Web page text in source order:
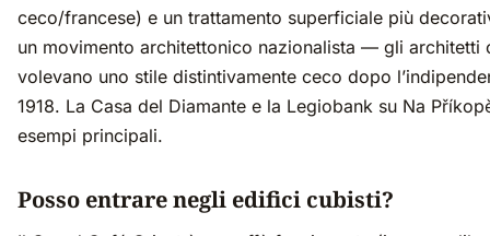
ceco/francese) e un trattamento superficiale più
un movimento architettonico nazionalista — gli architetti
volevano uno stile distintivamente ceco dopo
1918. La Casa del Diamante e la Legiobank su Na
esempi principali.
Posso entrare negli edifici cubisti?